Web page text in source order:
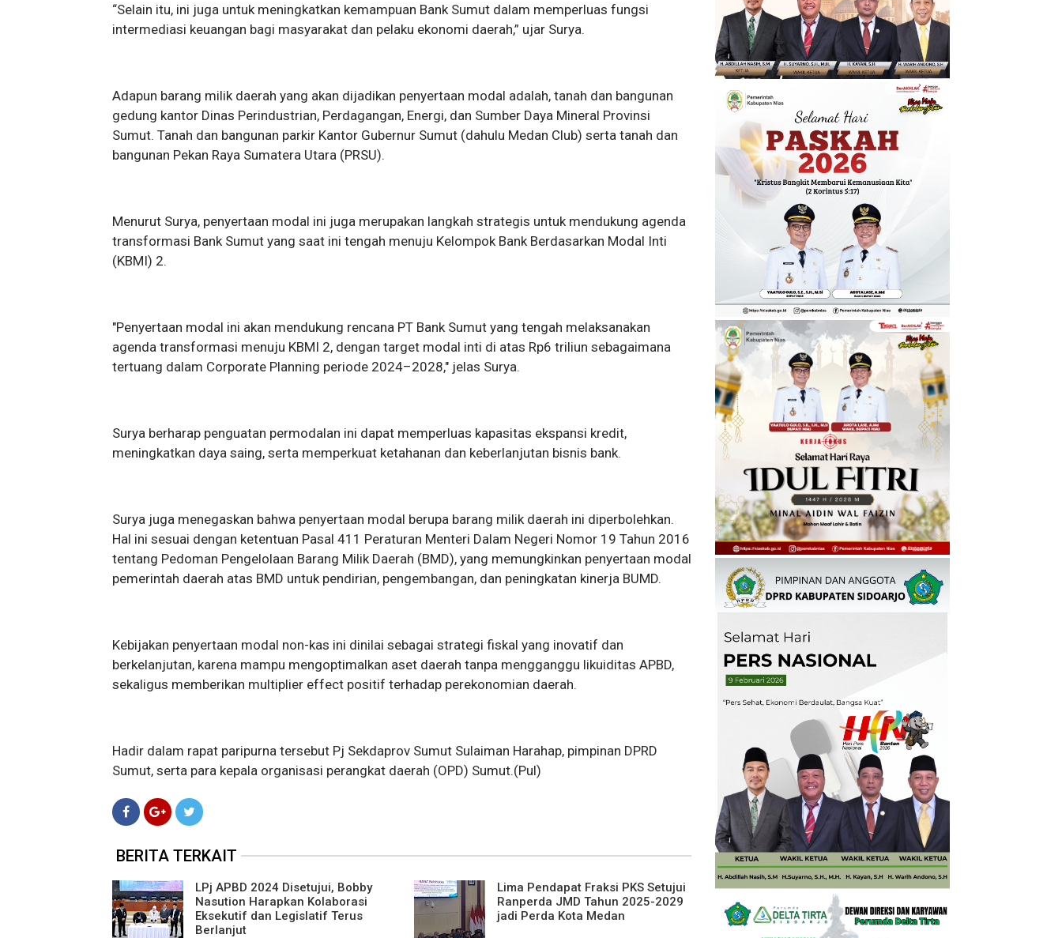
“Selain itu, ini juga untuk meningkatkan kemampuan Bank Sumut dalam memperluas fungsi
intermediasi keuangan bagi masyarakat dan pelaku ekonomi daerah,” ujar Surya.
​Adapun barang milik daerah yang akan dijadikan penyertaan modal adalah, tanah dan bangunan
gedung kantor Dinas Perindustrian, Perdagangan, Energi, dan Sumber Daya Mineral Provinsi
Sumut. ​Tanah dan bangunan parkir Kantor Gubernur Sumut (dahulu Medan Club) serta tanah dan
bangunan Pekan Raya Sumatera Utara (PRSU).
​Menurut Surya, penyertaan modal ini juga merupakan langkah strategis untuk mendukung agenda
transformasi Bank Sumut yang saat ini tengah menuju Kelompok Bank Berdasarkan Modal Inti
(KBMI) 2.
​"Penyertaan modal ini akan mendukung rencana PT Bank Sumut yang tengah melaksanakan
agenda transformasi menuju KBMI 2, dengan target modal inti di atas Rp6 triliun sebagaimana
tertuang dalam Corporate Planning periode 2024–2028," jelas Surya.
​Surya berharap penguatan permodalan ini dapat memperluas kapasitas ekspansi kredit,
meningkatkan daya saing, serta memperkuat ketahanan dan keberlanjutan bisnis bank.
Surya juga menegaskan bahwa penyertaan modal berupa barang milik daerah ini diperbolehkan.
Hal ini sesuai dengan ketentuan Pasal 411 Peraturan Menteri Dalam Negeri Nomor 19 Tahun 2016
tentang Pedoman Pengelolaan Barang Milik Daerah (BMD), yang memungkinkan penyertaan modal
pemerintah daerah atas BMD untuk pendirian, pengembangan, dan peningkatan kinerja BUMD.
Kebijakan penyertaan modal non-kas ini dinilai sebagai strategi fiskal yang inovatif dan
berkelanjutan, karena mampu mengoptimalkan aset daerah tanpa mengganggu likuiditas APBD,
sekaligus memberikan multiplier effect positif terhadap perekonomian daerah.
Hadir dalam rapat paripurna tersebut Pj Sekdaprov Sumut Sulaiman Harahap, pimpinan DPRD
Sumut, serta para kepala organisasi perangkat daerah (OPD) Sumut.(Pul)
BERITA TERKAIT
LPj APBD 2024 Disetujui, Bobby
Nasution Harapkan Kolaborasi
Eksekutif dan Legislatif Terus
Berlanjut
Lima Pendapat Fraksi PKS Setujui
Ranperda JMD Tahun 2025-2029
jadi Perda Kota Medan